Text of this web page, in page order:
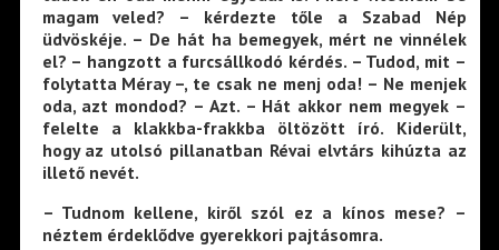
magam veled? – kérdezte tőle a Szabad Nép
üdvöskéje. – De hát ha bemegyek, mért ne vinnélek
el? – hangzott a furcsállkodó kérdés. – Tudod, mit –
folytatta Méray –, te csak ne menj oda! – Ne menjek
oda, azt mondod? – Azt. – Hát akkor nem megyek –
felelte a klakkba-frakkba öltözött író. Kiderült,
hogy az utolsó pillanatban Révai elvtárs kihúzta az
illető nevét.
– Tudnom kellene, kiről szól ez a kínos mese? –
néztem érdeklődve gyerekkori pajtásomra.